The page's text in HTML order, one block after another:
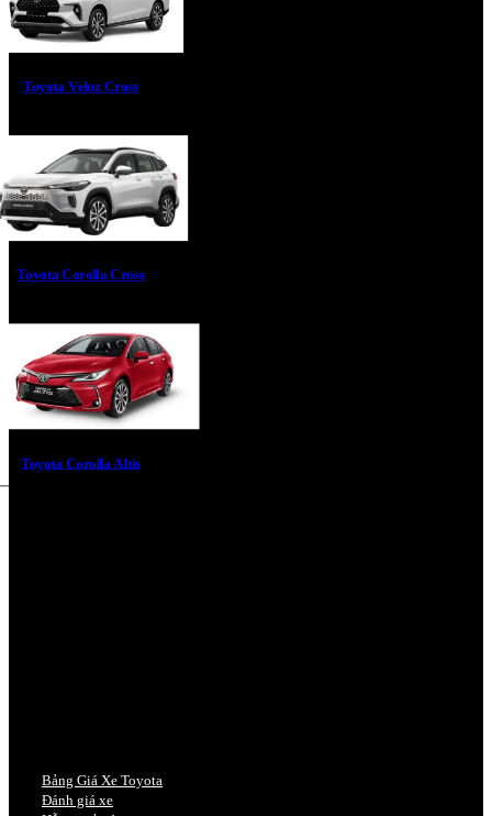
Toyota Veloz Cross
Toyota Corolla Cross
Toyota Corolla Altis
Bảng Giá Xe Toyota
Đánh giá xe